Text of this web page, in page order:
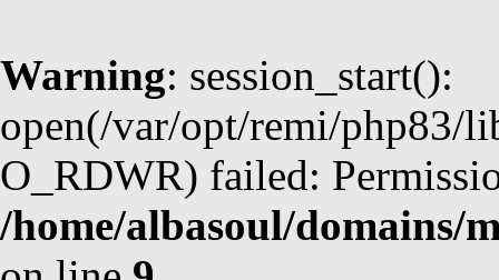
Warning: session_start():
open(/var/opt/remi/php83/
O_RDWR) failed:
/home/albasoul/domains/